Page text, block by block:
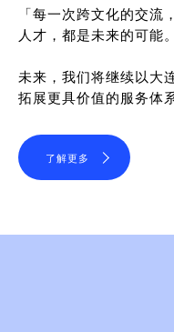
「每一次跨文化的交
人才，都是未来的可能。
未来，我们将继续以大
拓展更具价值的服务体系
了解更多